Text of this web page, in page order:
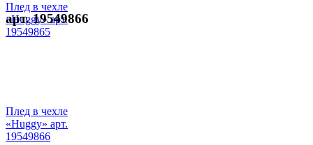
Плед в чехле
«Huggy» арт.
19549865
арт. 19549866
Плед в чехле
«Huggy» арт.
19549866